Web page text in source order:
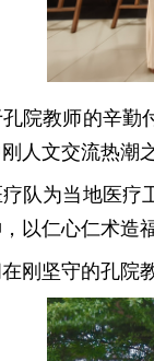
院教师的辛勤
人文交流热潮
队为当地医疗
以仁心仁术造
刚坚守的孔院